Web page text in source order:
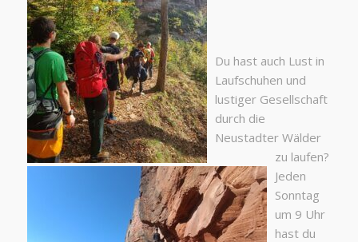
Du hast auch Lust in
Laufschuhen und
lustiger Gesellschaft
durch die
Neustadter Wälder
zu laufen?
Jeden
Sonntag
um 9 Uhr
hast du